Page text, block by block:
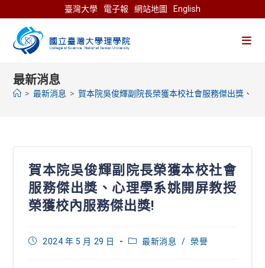
to
content
臺灣大學 電子報 網站地圖 English
最新消息
> 最新消息 > 賀本院吳俊輝副院長榮獲本校社會服務傑出獎、
賀本院吳俊輝副院長榮獲本校社會
服務傑出獎、心理學系姚開屏教授
榮獲校內服務傑出獎!
Post2024 年 5 月 29 日
Post最新消息 / 榮譽